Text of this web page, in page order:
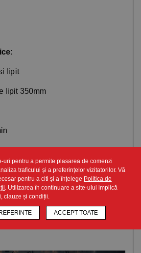
uri pentru a permite plasarea de comenzi
traficului și a preferințelor vizitatorilor. Vă
pentru a citi și a înțelege Politica de
. Utilizarea în continuare a site-ului implică
clauze și condiții.
ACCEPT TOATE
lipit
lipit 350mm
de vacuum: Q = 20/24 LT/MIN